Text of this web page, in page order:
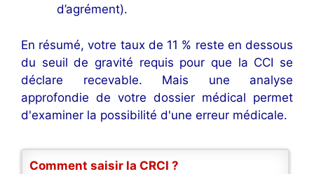
d’agrément).
En résumé, votre taux de 11 % reste en dessous
du seuil de gravité requis pour que la CCI se
déclare recevable. Mais une analyse
approfondie de votre dossier médical permet
d'examiner la possibilité d'une erreur médicale.
Comment saisir la CRCI ?